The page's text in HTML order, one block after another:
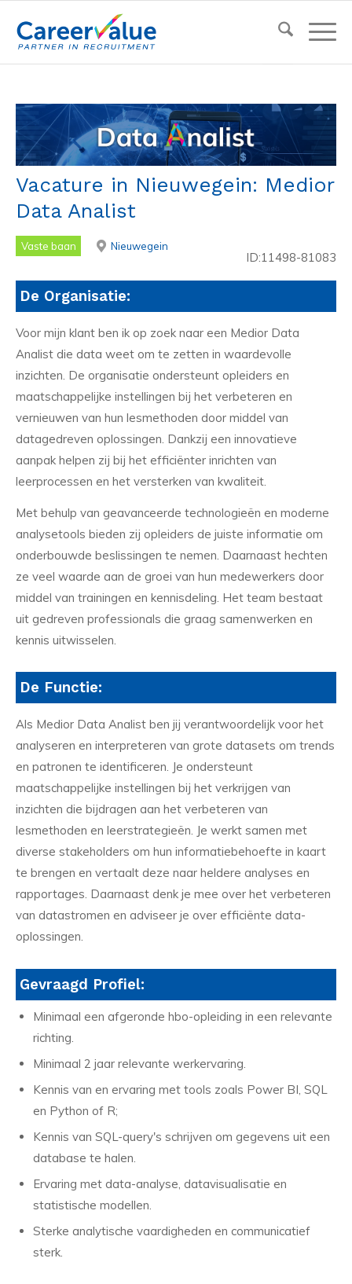
Vacature in Nieuwegein: Medior
Data Analist
Vaste baan Nieuwegein
ID:11498-81083
De Organisatie:
Voor mijn klant ben ik op zoek naar een Medior Data
Analist die data weet om te zetten in waardevolle
inzichten. De organisatie ondersteunt opleiders en
maatschappelijke instellingen bij het verbeteren en
vernieuwen van hun lesmethoden door middel van
datagedreven oplossingen. Dankzij een innovatieve
aanpak helpen zij bij het efficiënter inrichten van
leerprocessen en het versterken van kwaliteit.
Met behulp van geavanceerde technologieën en moderne
analysetools bieden zij opleiders de juiste informatie om
onderbouwde beslissingen te nemen. Daarnaast hechten
ze veel waarde aan de groei van hun medewerkers door
middel van trainingen en kennisdeling. Het team bestaat
uit gedreven professionals die graag samenwerken en
kennis uitwisselen.
De Functie:
Als Medior Data Analist ben jij verantwoordelijk voor het
analyseren en interpreteren van grote datasets om trends
en patronen te identificeren. Je ondersteunt
maatschappelijke instellingen bij het verkrijgen van
inzichten die bijdragen aan het verbeteren van
lesmethoden en leerstrategieën. Je werkt samen met
diverse stakeholders om hun informatiebehoefte in kaart
te brengen en vertaalt deze naar heldere analyses en
rapportages. Daarnaast denk je mee over het verbeteren
van datastromen en adviseer je over efficiënte data-
oplossingen.
Gevraagd Profiel:
Minimaal een afgeronde hbo-opleiding in een relevante
richting.
Minimaal 2 jaar relevante werkervaring.
Kennis van en ervaring met tools zoals Power BI, SQL
en Python of R;
Kennis van SQL-query's schrijven om gegevens uit een
database te halen.
Ervaring met data-analyse, datavisualisatie en
statistische modellen.
Sterke analytische vaardigheden en communicatief
sterk.